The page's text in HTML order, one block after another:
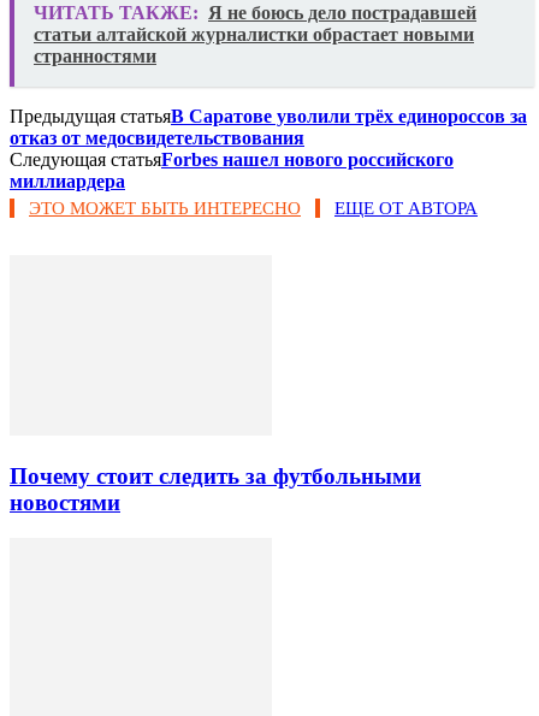
ЧИТАТЬ ТАКЖЕ: Я не боюсь дело пострадавшей
статьи алтайской журналистки обрастает новыми
странностями
Предыдущая статьяВ Саратове уволили трёх единороссов за
отказ от медосвидетельствования
Следующая статьяForbes нашел нового российского
миллиардера
ЭТО МОЖЕТ БЫТЬ ИНТЕРЕСНО ЕЩЕ ОТ АВТОРА
Почему стоит следить за футбольными
новостями